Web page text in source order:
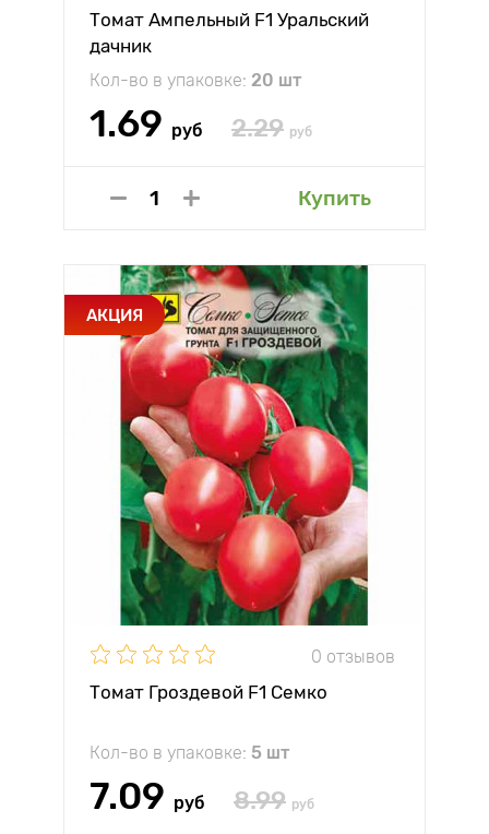
Томат Ампельный F1 Уральский
дачник
Кол-во в упаковке: 20 шт
1.69 руб 2.29 руб
Купить
АКЦИЯ
0 отзывов
Томат Гроздевой F1 Семко
Кол-во в упаковке: 5 шт
7.09 руб 8.99 руб